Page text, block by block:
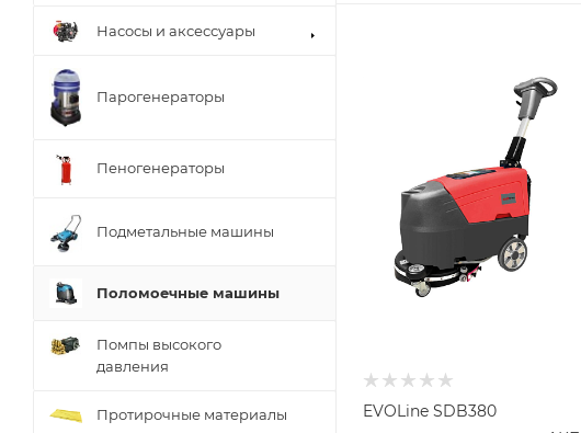
EVOLine SDB380
Насосы и аксессуары
Парогенераторы
Пеногенераторы
Подметальные машины
Поломоечные машины
Помпы высокого
давления
Протирочные материалы